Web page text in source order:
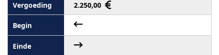
2.250,00